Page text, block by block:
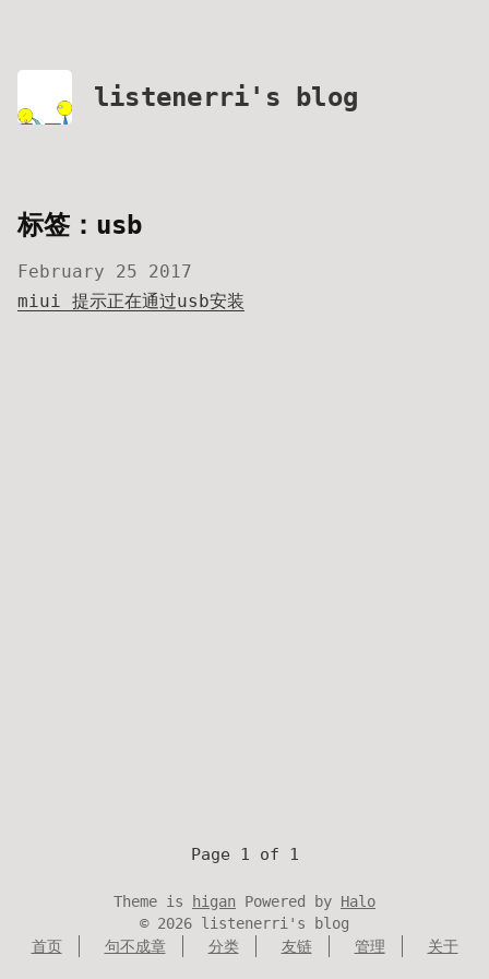
listenerri's blog
标签：usb
February 25 2017
miui 提示正在通过usb安装
Page 1 of 1
Theme is higan Powered by Halo
© 2026 listenerri's blog
首页
句不成章 分类 友链 管理 关于